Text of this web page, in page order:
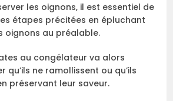
les oignons, il est essentiel de
étapes précitées en épluchant
oignons au préalable.
au congélateur va alors
qu’ils ne ramollissent ou qu’ils
préservant leur saveur.